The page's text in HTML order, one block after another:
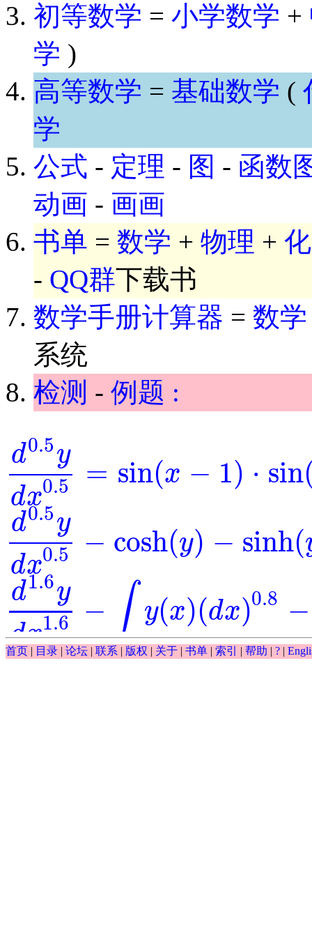
初等数学 = 小学数学 +
学 )
高等数学 = 基础数学 (
学
公式 - 定理 - 图 - 函数
动画 - 画画
书单 = 数学 + 物理 +
- QQ群下载书
数学手册计算器 = 数学
系统
检测 - 例题 :
d0.5y
dx0.5 = sin(x − 1) ⋅ sin
d0.5ydx0.5=sin 1)⋅sin y)
d0.5y
dx0.5 − cosh(y) − sinh(
d0.5ydx0.5-cosh y)-sinh (y)=0
d1.6y
dx1.6 − ∫ y(x)(dx)0.8 −
d1.6ydx1.6-∫y(x dx)0.8 exp x)= 0
∫ 0.5
首页 | 目录 | 论坛 | 联系 | 版权 | 关于 | 书单 | 索引 | 帮助 | ? |